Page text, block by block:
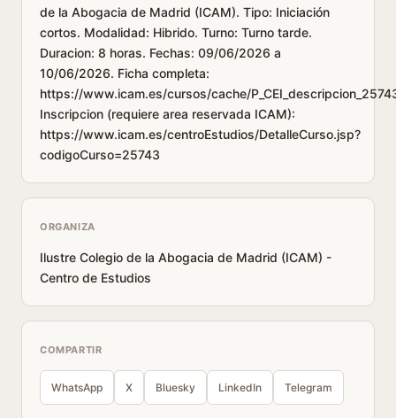
de la Abogacia de Madrid (ICAM). Tipo: Iniciación
cortos. Modalidad: Hibrido. Turno: Turno tarde.
Duracion: 8 horas. Fechas: 09/06/2026 a
10/06/2026. Ficha completa:
https://www.icam.es/cursos/cache/
Inscripcion (requiere area reservada ICAM):
https://www.icam.es/centroEstudios/DetalleCurso.jsp?
codigoCurso=25743
ORGANIZA
Ilustre Colegio de la Abogacia de Madrid (ICAM) -
Centro de Estudios
COMPARTIR
WhatsApp X Bluesky LinkedIn Telegram